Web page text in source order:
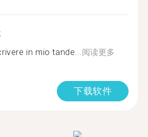
in mio tande...阅读更多
下载软件